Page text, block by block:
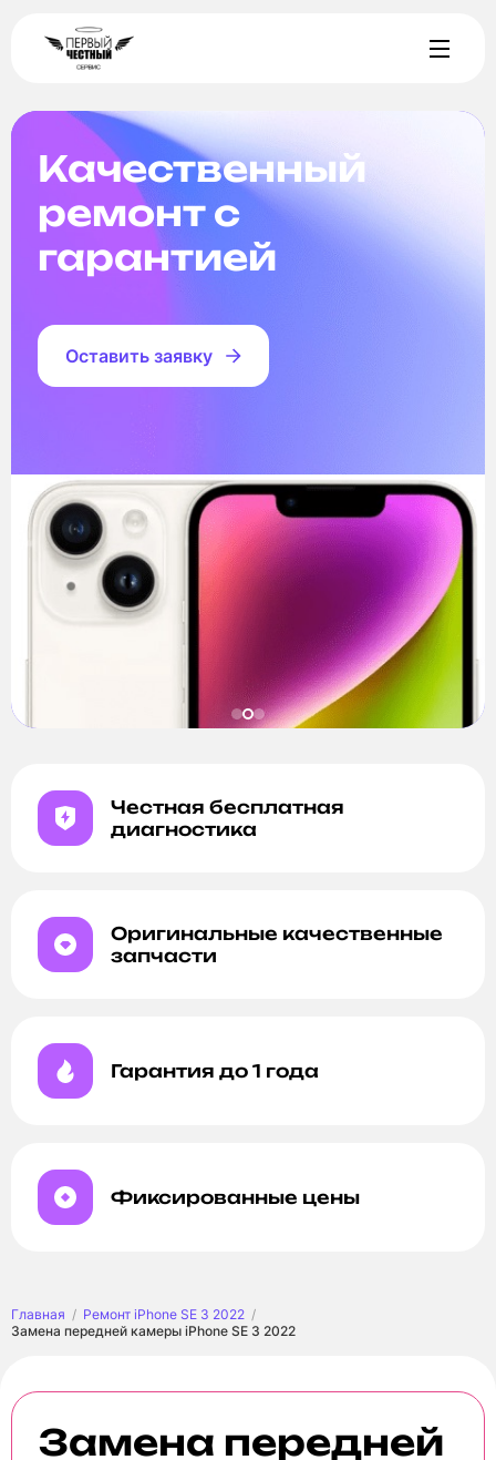
Честная бесплатная
диагностика
Оригинальные качественные
запчасти
Гарантия до 1 года
Фиксированные цены
Качественный
ремонт с
гарантией
Оставить заявку
Главная
Ремонт iPhone SE 3 2022
Замена передней камеры iPhone SE 3 2022
Замена передней